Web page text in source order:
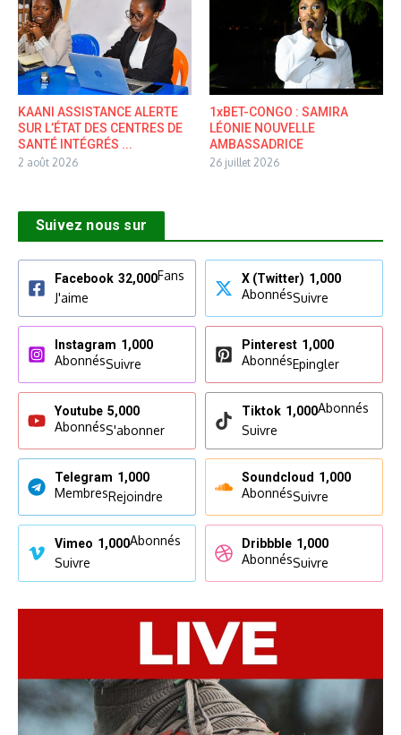
KAANI ASSISTANCE ALERTE
SUR L’ÉTAT DES CENTRES DE
SANTÉ INTÉGRÉS ...
2 août 2026
1xBET-CONGO : SAMIRA
LÉONIE NOUVELLE
AMBASSADRICE
26 juillet 2026
Suivez nous sur
Facebook 32,000Fans
J'aime
X (Twitter) 1,000
AbonnésSuivre
Instagram 1,000
AbonnésSuivre
Pinterest 1,000
AbonnésEpingler
Youtube 5,000
AbonnésS'abonner
Tiktok 1,000Abonnés
Suivre
Telegram 1,000
MembresRejoindre
Soundcloud 1,000
AbonnésSuivre
Vimeo 1,000Abonnés
Suivre
Dribbble 1,000
AbonnésSuivre